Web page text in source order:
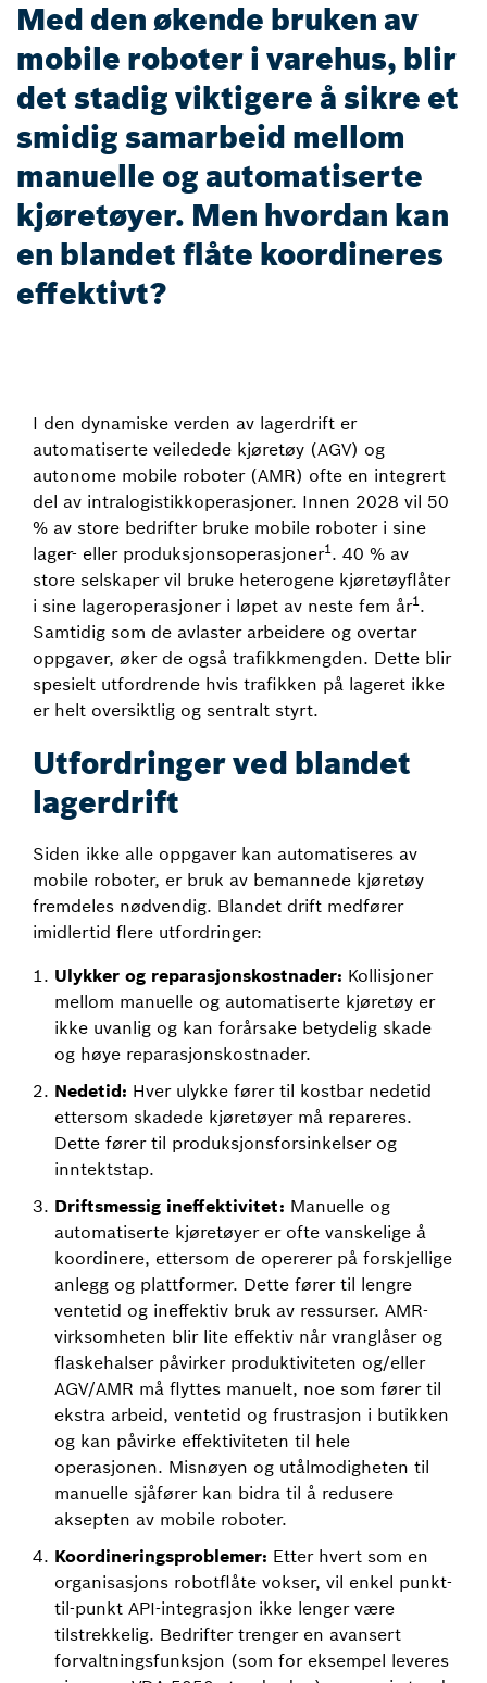
Med den økende bruken av
mobile roboter i varehus, blir
det stadig viktigere å sikre et
smidig samarbeid mellom
manuelle og automatiserte
kjøretøyer. Men hvordan kan
en blandet flåte koordineres
effektivt?
I den dynamiske verden av lagerdrift er
automatiserte veiledede kjøretøy (AGV) og
autonome mobile roboter (AMR) ofte en integrert
del av intralogistikkoperasjoner. Innen 2028 vil 50
% av store bedrifter bruke mobile roboter i sine
lager- eller produksjonsoperasjoner1. 40 % av
store selskaper vil bruke heterogene kjøretøyflåter
i sine lageroperasjoner i løpet av neste fem år1.
Samtidig som de avlaster arbeidere og overtar
oppgaver, øker de også trafikkmengden. Dette blir
spesielt utfordrende hvis trafikken på lageret ikke
er helt oversiktlig og sentralt styrt.
Utfordringer ved blandet
lagerdrift
Siden ikke alle oppgaver kan automatiseres av
mobile roboter, er bruk av bemannede kjøretøy
fremdeles nødvendig. Blandet drift medfører
imidlertid flere utfordringer:
Ulykker og reparasjonskostnader: Kollisjoner
mellom manuelle og automatiserte kjøretøy er
ikke uvanlig og kan forårsake betydelig skade
og høye reparasjonskostnader.
Nedetid: Hver ulykke fører til kostbar nedetid
ettersom skadede kjøretøyer må repareres.
Dette fører til produksjonsforsinkelser og
inntektstap.
Driftsmessig ineffektivitet: Manuelle og
automatiserte kjøretøyer er ofte vanskelige å
koordinere, ettersom de opererer på forskjellige
anlegg og plattformer. Dette fører til lengre
ventetid og ineffektiv bruk av ressurser. AMR-
virksomheten blir lite effektiv når vranglåser og
flaskehalser påvirker produktiviteten og/eller
AGV/AMR må flyttes manuelt, noe som fører til
ekstra arbeid, ventetid og frustrasjon i butikken
og kan påvirke effektiviteten til hele
operasjonen. Misnøyen og utålmodigheten til
manuelle sjåfører kan bidra til å redusere
aksepten av mobile roboter.
Koordineringsproblemer: Etter hvert som en
organisasjons robotflåte vokser, vil enkel punkt-
til-punkt API-integrasjon ikke lenger være
tilstrekkelig. Bedrifter trenger en avansert
forvaltningsfunksjon (som for eksempel leveres